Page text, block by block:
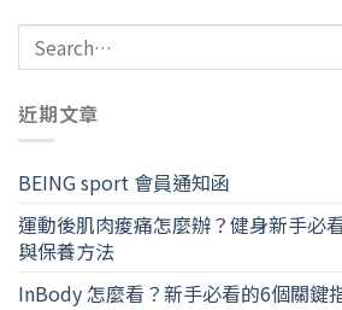
近期文章
BEING sport 會員通知函
運動後肌肉痠痛怎麼辦？健身新手必
與保養方法
InBody 怎麼看？新手必看的6個關鍵